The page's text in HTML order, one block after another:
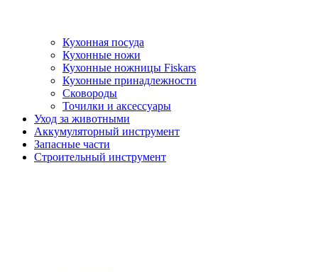
Кухонная посуда
Кухонные ножи
Кухонные ножницы Fiskars
Кухонные принадлежности
Сковороды
Точилки и аксессуары
Уход за животными
Аккумуляторный инструмент
Запасные части
Строительный инструмент